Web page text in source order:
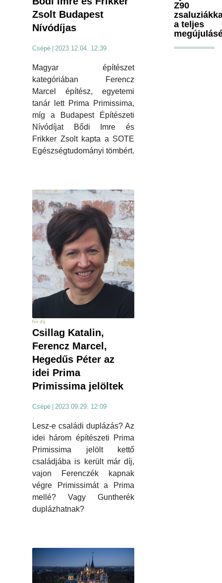
Zsolt Budapest
Nívódíjas
Csépé | 2023.12.04. 12:39
Magyar építészet
kategóriában Ferencz
Marcel építész, egyetemi
tanár lett Prima Primissima,
míg a Budapest Építészeti
Nívódíjat Bődi Imre és
Frikker Zsolt kapta a SOTE
Egészségtudományi tömbért.
hír díj
Csillag Katalin,
Ferencz Marcel,
Hegedűs Péter az
idei Prima
Primissima jelöltek
Csépé 2023.09.29. 12:09
Lesz-e családi duplázás? Az
idei három építészeti Prima
Primissima jelölt kettő
családjába is került már díj,
vajon Ferenczék kapnak
végre Primissimát a Prima
mellé? Vagy Guntherék
duplázhatnak?
Z90
a teljes